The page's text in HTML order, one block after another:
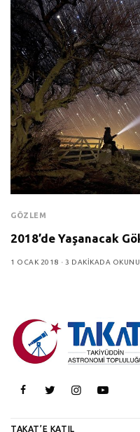
GÖZLEM
2018’de Yaşanacak
1 OCAK 2018 3 DAKIKADA
TAKAT’E KATIL